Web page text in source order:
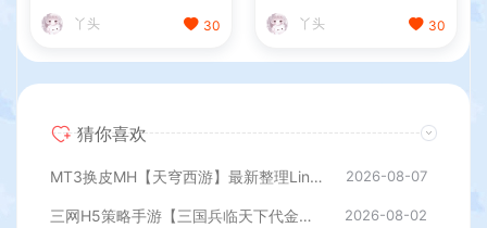
工具+安卓+详细搭建教程
丫头 30
程
丫头 30
猜你喜欢
MT3换皮MH【天穹西游】最新整理Linux手工服务端+安卓苹果双端+GM后台+详细搭建教程+全套源码+视频教程 2026-08-07
三网H5策略手游【三国兵临天下代金券内购七合修复版】最新整理单机一键即玩镜像端+Linux手工服务端+管理后台+GM授权后台+简易安卓客户端+详细搭建教程+视频教程 2026-08-02